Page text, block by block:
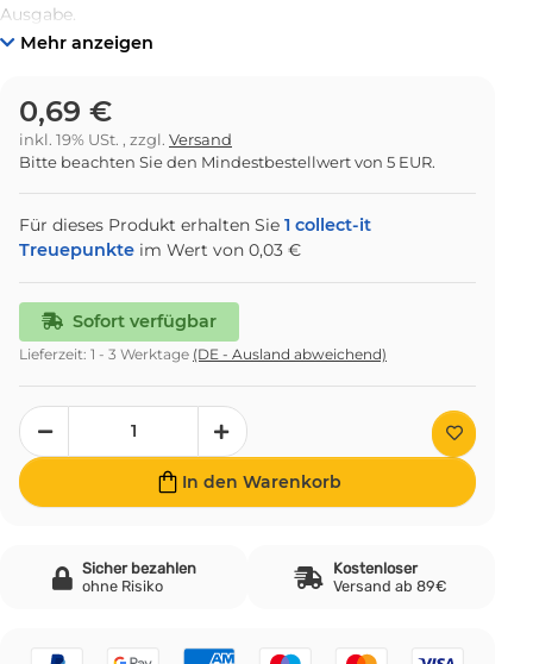
Ausgabe.
Mehr anzeigen
0,69 €
inkl. 19% USt. , zzgl. Versand
Bitte beachten Sie den Mindestbestellwert von 5 EUR.
Für dieses Produkt erhalten Sie 1 collect-it
Treuepunkte im Wert von 0,03 €
Sofort verfügbar
Lieferzeit: 1 - 3 Werktage (DE - Ausland abweichend)
In den Warenkorb
Sicher bezahlen
ohne Risiko
Kostenloser
Versand ab 89€